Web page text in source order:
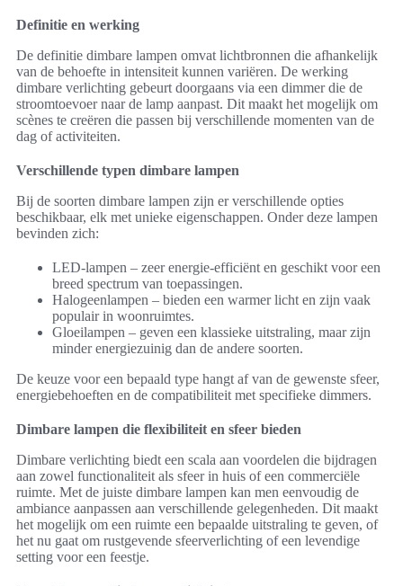
Definitie en werking
De definitie dimbare lampen omvat lichtbronnen die afhankelijk
van de behoefte in intensiteit kunnen variëren. De werking
dimbare verlichting gebeurt doorgaans via een dimmer die de
stroomtoevoer naar de lamp aanpast. Dit maakt het mogelijk om
scènes te creëren die passen bij verschillende momenten van de
dag of activiteiten.
Verschillende typen dimbare lampen
Bij de soorten dimbare lampen zijn er verschillende opties
beschikbaar, elk met unieke eigenschappen. Onder deze lampen
bevinden zich:
LED-lampen – zeer energie-efficiënt en geschikt voor een
breed spectrum van toepassingen.
Halogeenlampen – bieden een warmer licht en zijn vaak
populair in woonruimtes.
Gloeilampen – geven een klassieke uitstraling, maar zijn
minder energiezuinig dan de andere soorten.
De keuze voor een bepaald type hangt af van de gewenste sfeer,
energiebehoeften en de compatibiliteit met specifieke dimmers.
Dimbare lampen die flexibiliteit en sfeer bieden
Dimbare verlichting biedt een scala aan voordelen die bijdragen
aan zowel functionaliteit als sfeer in huis of een commerciële
ruimte. Met de juiste dimbare lampen kan men eenvoudig de
ambiance aanpassen aan verschillende gelegenheden. Dit maakt
het mogelijk om een ruimte een bepaalde uitstraling te geven, of
het nu gaat om rustgevende sfeerverlichting of een levendige
setting voor een feestje.